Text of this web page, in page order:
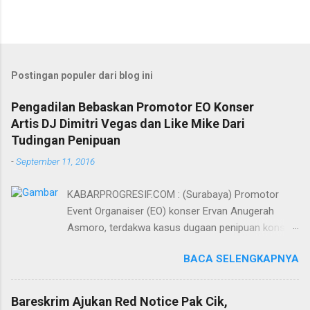
Postingan populer dari blog ini
Pengadilan Bebaskan Promotor EO Konser
Artis DJ Dimitri Vegas dan Like Mike Dari
Tudingan Penipuan
-September 11, 2016
KABARPROGRESIF.COM : (Surabaya) Promotor
Event Organaiser (EO) konser Ervan Anugerah
Asmoro, terdakwa kasus dugaan penipuan konser
dari tuntutan 1,5 tahun penjara yang diajukan Jaksa
Penuntut Umum (JPU) Darwis dari Kejari Surabaya.
Oleh majelis hakim yang diketuai Sigit Sutanto SH
BACA SELENGKAPNYA
Bareskrim Ajukan Red Notice Pak Cik,